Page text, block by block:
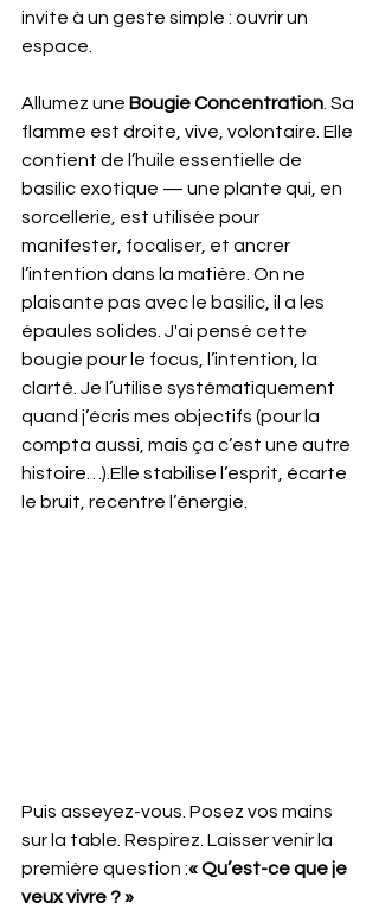
invite à un geste simple : ouvrir un
espace.
Allumez une Bougie Concentration Sa
flamme est droite, vive, volontaire. Elle
contient de l’huile essentielle de
basilic exotique — une plante qui, en
sorcellerie, est utilisée pour
manifester, focaliser, et ancrer
l’intention dans la matière. On ne
plaisante pas avec le basilic, il a les
épaules solides. J'ai pensé cette
bougie pour le focus, l’intention, la
clarté. Je l’utilise systématiquement
quand j’écris mes objectifs (pour la
compta aussi, mais ça c’est une autre
histoire…).Elle stabilise l’esprit, écarte
le bruit, recentre l’énergie.
Puis asseyez-vous. Posez vos mains
sur la table. Respirez. Laisser venir la
première question :« Qu’est-ce que je
veux vivre ? »